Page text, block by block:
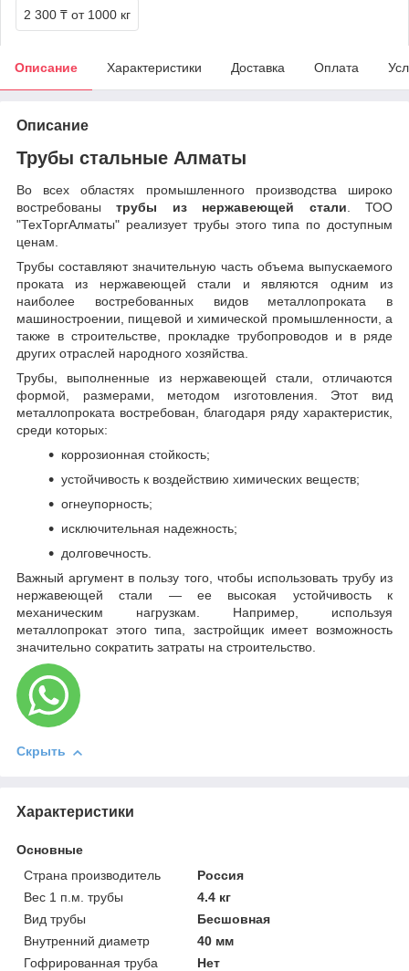
2 300 ₸ от 1000 кг
Описание Характеристики Доставка Оплата
Описание
Трубы стальные Алматы
Во всех областях промышленного производства широко
востребованытрубы из нержавеющей стали. ТОО
"ТехТоргАлматы" реализует трубы этого типа по доступным
ценам.
Трубы составляют значительную часть объема выпускаемого
проката из нержавеющей стали и являются одним из
наиболее востребованных видов металлопроката в
машиностроении, пищевой и химической промышленности, а
также в строительстве, прокладке трубопроводов и в ряде
других отраслей народного хозяйства.
Трубы, выполненные из нержавеющей стали, отличаются
формой, размерами, методом изготовления. Этот вид
металлопроката востребован, благодаря ряду характеристик,
среди которых:
коррозионная стойкость;
устойчивость к воздействию химических веществ;
огнеупорность;
исключительная надежность;
долговечность.
Важный аргумент в пользу того, чтобы использовать трубу из
нержавеющей стали — ее высокая устойчивость к
механическим нагрузкам. Например, используя
металлопрокат этого типа, застройщик имеет возможность
значительно сократить затраты на строительство.
Скрыть
Характеристики
Основные
Страна производитель
Россия
Вес 1 п.м. трубы
4.4 кг
Вид трубы
Бесшовная
Внутренний диаметр
40 мм
Гофрированная труба
Нет